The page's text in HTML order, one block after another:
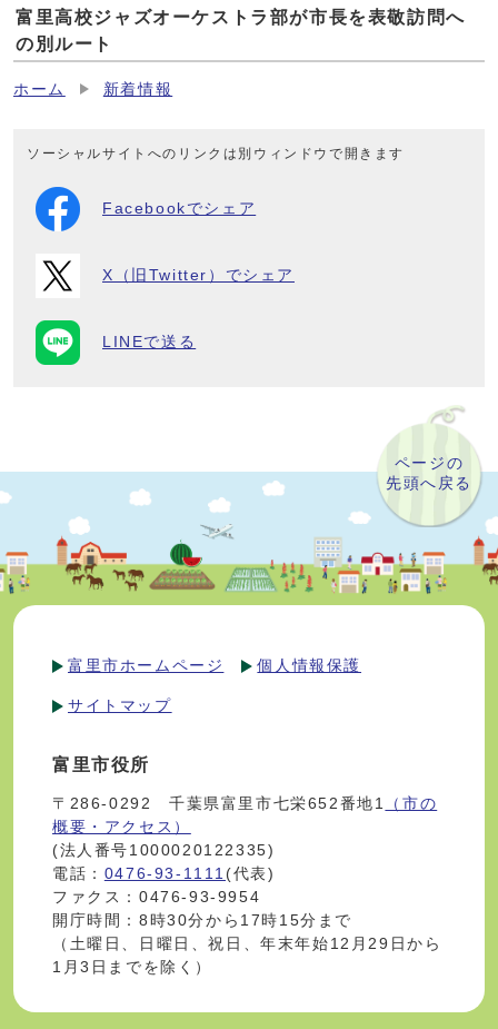
富里高校ジャズオーケストラ部が市長を表敬訪問へ
の別ルート
ホーム 新着情報
ソーシャルサイトへのリンクは別ウィンドウで開きます
Facebookでシェア
X（旧Twitter）でシェア
LINEで送る
ページの
先頭へ戻る
富里市ホームページ 個人情報保護
サイトマップ
富里市役所
〒286-0292 千葉県富里市七栄652番地1
（市の
概要・アクセス）
(法人番号1000020122335)
電話： 0476-93-1111 (代表)
ファクス：0476-93-9954
開庁時間：8時30分から17時15分まで
（土曜日、日曜日、祝日、年末年始12月29日から
1月3日までを除く）